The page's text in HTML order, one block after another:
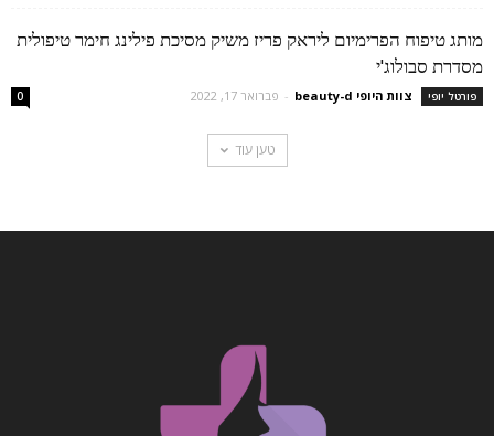
מותג טיפוח הפרימיום ליראק פריז משיק מסיכת פילינג חימר טיפולית
מסדרת סבולוג'י
פורטל יופי צוות היופי beauty-d - פברואר 17, 2022 0
טען עוד